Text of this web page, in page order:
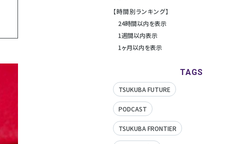
【時間別ランキング】
24時間以内を表示
1週間以内表示
1ヶ月以内を表示
TAGS
TSUKUBA FUTURE
PODCAST
TSUKUBA FRONTIER